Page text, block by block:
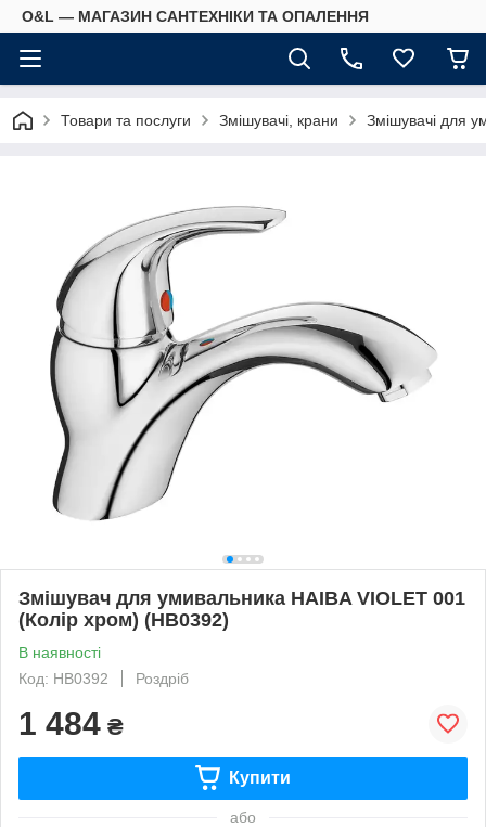
O&L — МАГАЗИН САНТЕХНІКИ ТА ОПАЛЕННЯ
Товари та послуги Змішувачі, крани Змішувачі для
Змішувач для умивальника HAIBA VIOLET 001
(Колір хром) (HB0392)
В наявності
Код: HB0392
Роздріб
1 484 ₴
Купити
або